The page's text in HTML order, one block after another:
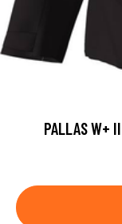
PALLAS W+